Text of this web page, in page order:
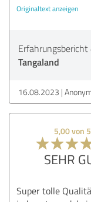
Originaltext anzeigen
Tangaland
16.08.2023
5,00 von 5
SEHR
Super tolle